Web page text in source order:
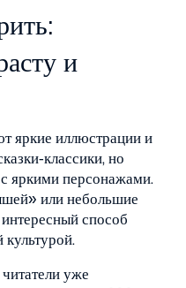
и
яркие иллюстрации и
но
яркими персонажами.
или небольшие
способ
культурой.
уже